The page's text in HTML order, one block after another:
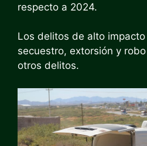
respecto a 2024.
Los delitos de alto
secuestro, extorsión y
otros delitos.